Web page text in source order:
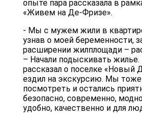
опыте пара рассказала в
«Живем на Де-Фризе».
- Мы с мужем жили в
узнав о моей беременности,
расширении жилплощади –
– Начали подыскивать
рассказал о поселке «Новый
ездил на экскурсию. Мы
посмотреть и остались
безопасно, современно,
удобно, качественно и для